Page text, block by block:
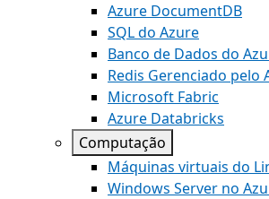
Azure DocumentDB
SQL do Azure
Banco de Dados do
Redis Gerenciado pelo
Microsoft Fabric
Azure Databricks
Computação
Máquinas virtuais do
Windows Server no